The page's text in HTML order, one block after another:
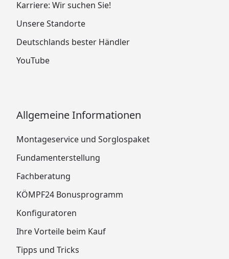
Karriere: Wir suchen Sie!
Unsere Standorte
Deutschlands bester Händler
YouTube
Allgemeine Informationen
Montageservice und Sorglospaket
Fundamenterstellung
Fachberatung
KÖMPF24 Bonusprogramm
Konfiguratoren
Ihre Vorteile beim Kauf
Tipps und Tricks